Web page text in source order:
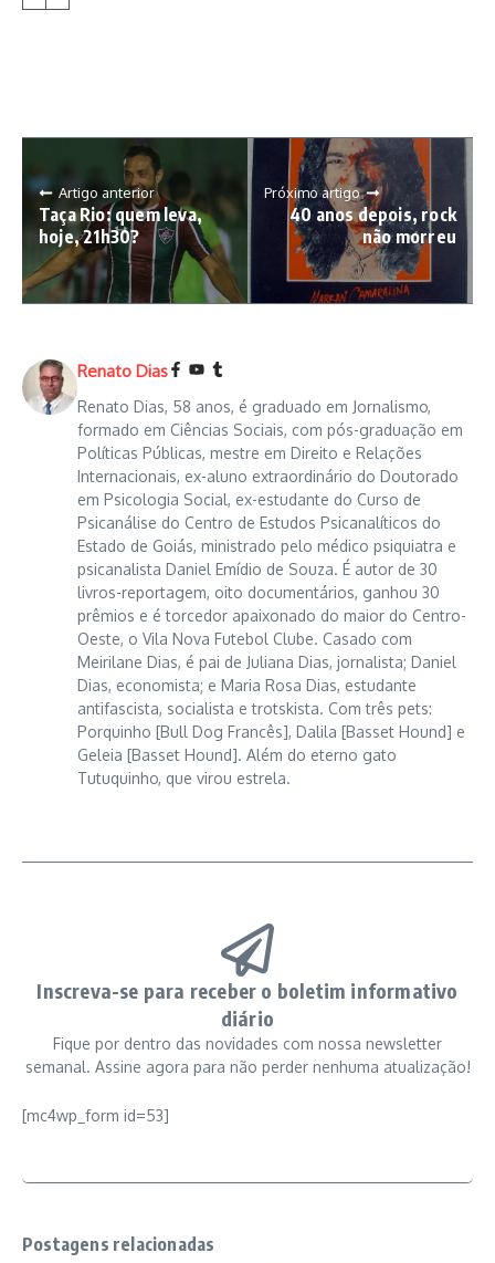
Artigo anterior
Taça Rio: quem leva,
hoje, 21h30?
Próximo artigo
40 anos depois, rock
não morreu
Renato Dias
Renato Dias, 58 anos, é graduado em Jornalismo,
formado em Ciências Sociais, com pós-graduação em
Políticas Públicas, mestre em Direito e Relações
Internacionais, ex-aluno extraordinário do Doutorado
em Psicologia Social, ex-estudante do Curso de
Psicanálise do Centro de Estudos Psicanalíticos do
Estado de Goiás, ministrado pelo médico psiquiatra e
psicanalista Daniel Emídio de Souza. É autor de 30
livros-reportagem, oito documentários, ganhou 30
prêmios e é torcedor apaixonado do maior do Centro-
Oeste, o Vila Nova Futebol Clube. Casado com
Meirilane Dias, é pai de Juliana Dias, jornalista; Daniel
Dias, economista; e Maria Rosa Dias, estudante
antifascista, socialista e trotskista. Com três pets:
Porquinho [Bull Dog Francês], Dalila [Basset Hound] e
Geleia [Basset Hound]. Além do eterno gato
Tutuquinho, que virou estrela.
Inscreva-se para receber o boletim informativo
diário
Fique por dentro das novidades com nossa newsletter
semanal. Assine agora para não perder nenhuma atualização!
[mc4wp_form id=53]
Postagens relacionadas